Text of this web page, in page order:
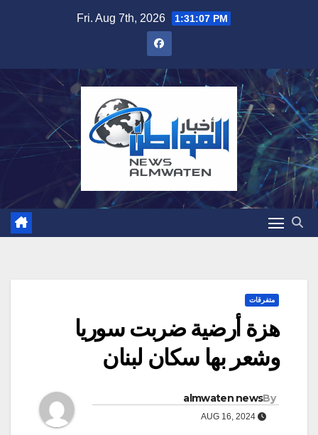
Fri. Aug 7th, 2026 1:31:08 PM
متفرقات
هزة أرضية ضربت سوريا
وشعر بها سكان لبنان
By
almwaten news